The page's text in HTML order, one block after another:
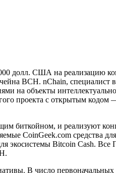
долл. США на реализацию
ВСН. nChain, специалист
на объекты
проекта с открытым
биткойном, и реализуют
CoinGeek.com средства
экосистемы Bitcoin Cash. Все
В число первоначальных